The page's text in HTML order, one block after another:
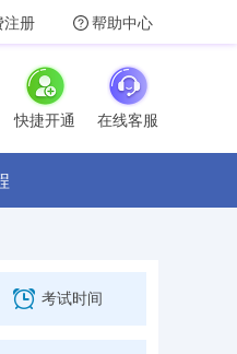
注册 帮助中心
快捷开通 在线客服
考试时间